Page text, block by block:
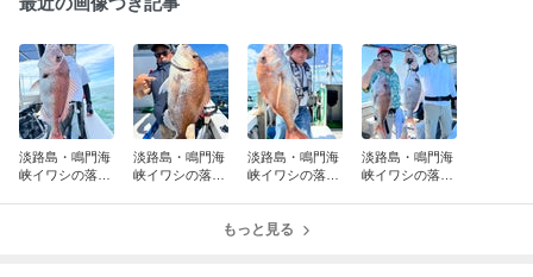
淡路島・鳴門海
峡イワシの落と
淡路島・鳴門海
峡イワシの落と
淡路島・鳴門海
峡イワシの落と
淡路島・鳴門海
峡イワシの落と
もっと見る